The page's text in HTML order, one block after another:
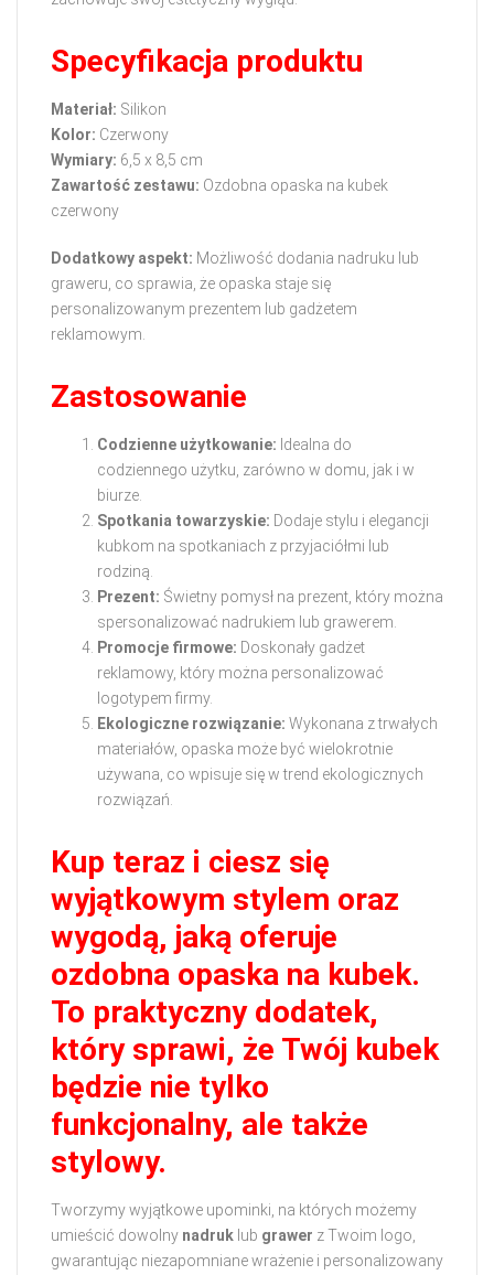
Specyfikacja produktu
Materiał: Silikon
Kolor: Czerwony
Wymiary: 6,5 x 8,5 cm
Zawartość zestawu: Ozdobna opaska na kubek
czerwony
Dodatkowy aspekt: Możliwość dodania nadruku lub
graweru, co sprawia, że opaska staje się
personalizowanym prezentem lub gadżetem
reklamowym.
Zastosowanie
Codzienne użytkowanie: Idealna do
codziennego użytku, zarówno w domu, jak i w
biurze.
Spotkania towarzyskie: Dodaje stylu i elegancji
kubkom na spotkaniach z przyjaciółmi lub
rodziną.
Prezent: Świetny pomysł na prezent, który można
spersonalizować nadrukiem lub grawerem.
Promocje firmowe: Doskonały gadżet
reklamowy, który można personalizować
logotypem firmy.
Ekologiczne rozwiązanie: Wykonana z trwałych
materiałów, opaska może być wielokrotnie
używana, co wpisuje się w trend ekologicznych
rozwiązań.
Kup teraz i ciesz się
wyjątkowym stylem oraz
wygodą, jaką oferuje
ozdobna opaska na kubek.
To praktyczny dodatek,
który sprawi, że Twój kubek
będzie nie tylko
funkcjonalny, ale także
stylowy.
Tworzymy wyjątkowe upominki, na których możemy
umieścić dowolny nadruk lub grawer z Twoim logo,
gwarantując niezapomniane wrażenie i personalizowany